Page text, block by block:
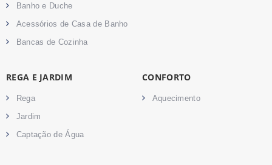
Banho e Duche
Acessórios de Casa de Banho
Bancas de Cozinha
REGA E JARDIM
Rega
Jardim
Captação de Água
CONFORTO
Aquecimento